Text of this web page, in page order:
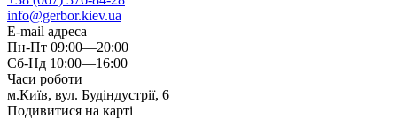
info@gerbor.kiev.ua
E-mail адреса
Пн-Пт 09:00—20:00
Сб-Нд 10:00—16:00
Часи роботи
м.Київ, вул. Будіндустрії, 6
Подивитися на карті